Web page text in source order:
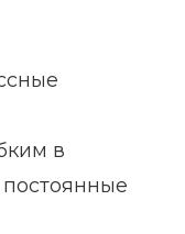
в